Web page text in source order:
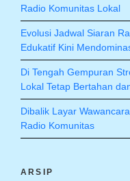
Radio Komunitas Lokal
Evolusi Jadwal Siaran
Edukatif Kini
Di Tengah Gempuran
Lokal Tetap Bertahan
Dibalik Layar
Radio Komunitas
ARSIP